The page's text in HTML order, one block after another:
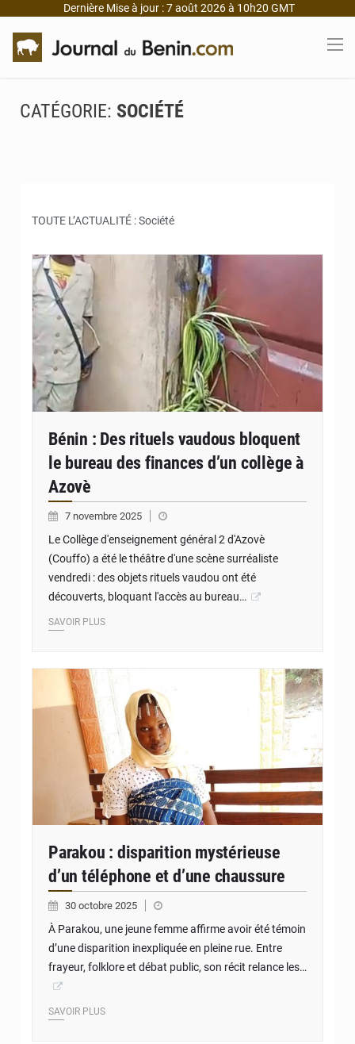
Dernière Mise à jour : 7 août 2026 à 10h20 GMT
CATÉGORIE: SOCIÉTÉ
TOUTE L’ACTUALITÉ : Société
Bénin : Des rituels vaudous bloquent
le bureau des finances d’un collège à
Azovè
7 novembre 2025
Le Collège d'enseignement général 2 d'Azovè
(Couffo) a été le théâtre d'une scène surréaliste
vendredi : des objets rituels vaudou ont été
découverts, bloquant l'accès au bureau…
SAVOIR PLUS
Parakou : disparition mystérieuse
d’un téléphone et d’une chaussure
30 octobre 2025
À Parakou, une jeune femme affirme avoir été témoin
d’une disparition inexpliquée en pleine rue. Entre
frayeur, folklore et débat public, son récit relance les…
SAVOIR PLUS